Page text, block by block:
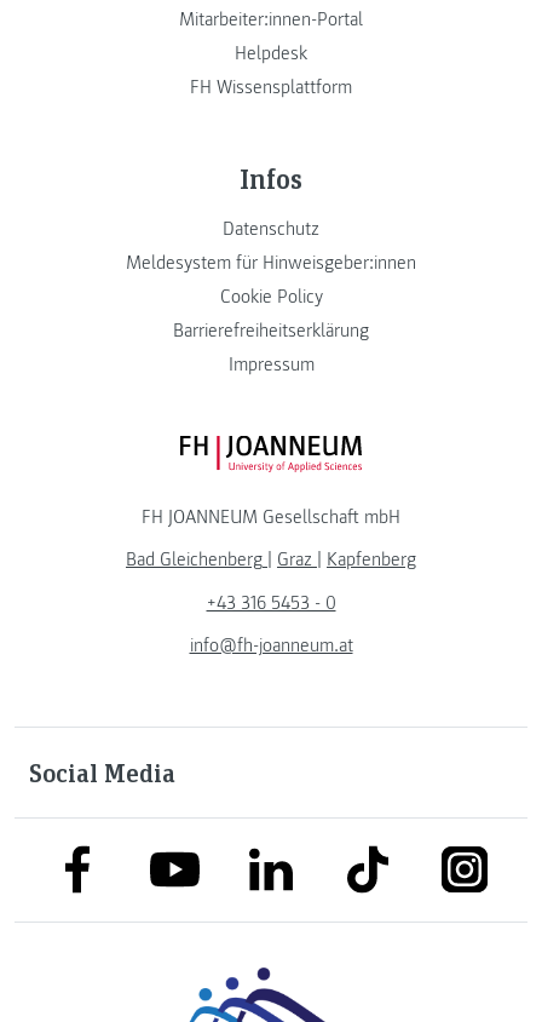
Mitarbeiter:innen-Portal
Helpdesk
FH Wissensplattform
Infos
Datenschutz
Meldesystem für Hinweisgeber:innen
Cookie Policy
Barrierefreiheitserklärung
Impressum
FH JOANNEUM Logo
FH JOANNEUM Gesellschaft mbH
Bad Gleichenberg
Graz
Kapfenberg
+43 316 5453 - 0
info@fh-joanneum.at
Social Media
link to facebooklink to youtubelink to linkedinlink to tiktok